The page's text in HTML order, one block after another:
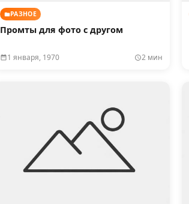
РАЗНОЕ
Промты для фото с другом
1 января, 1970 2 мин